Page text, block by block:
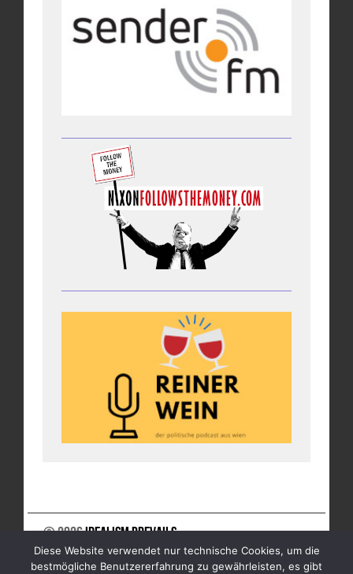
© 2026Idealism Prevails
UNTERSTÜTZE UNS
NEWSLETTER
IMPRESSUM
Diese Website verwendet nur technische Cookies, um die
bestmögliche Benutzererfahrung zu gewährleisten, es gibt